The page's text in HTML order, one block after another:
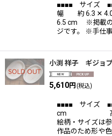
■■■■ サイズ
幅 約 6.3
6.5 cm ※掲載の
ジです。 ※手仕
小渕 祥子 ギジョ
5,610円 (税込)
■■■■ サイズ
cm 高さ
絵柄・サイズは
作品のため形や